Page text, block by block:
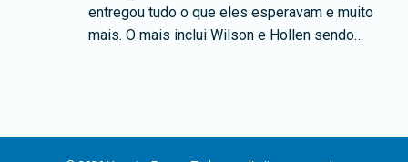
entregou tudo o que eles esperavam e muito
mais. O mais inclui Wilson e Hollen sendo…